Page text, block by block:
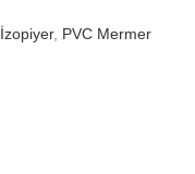
İzopiyer, PVC Mermer